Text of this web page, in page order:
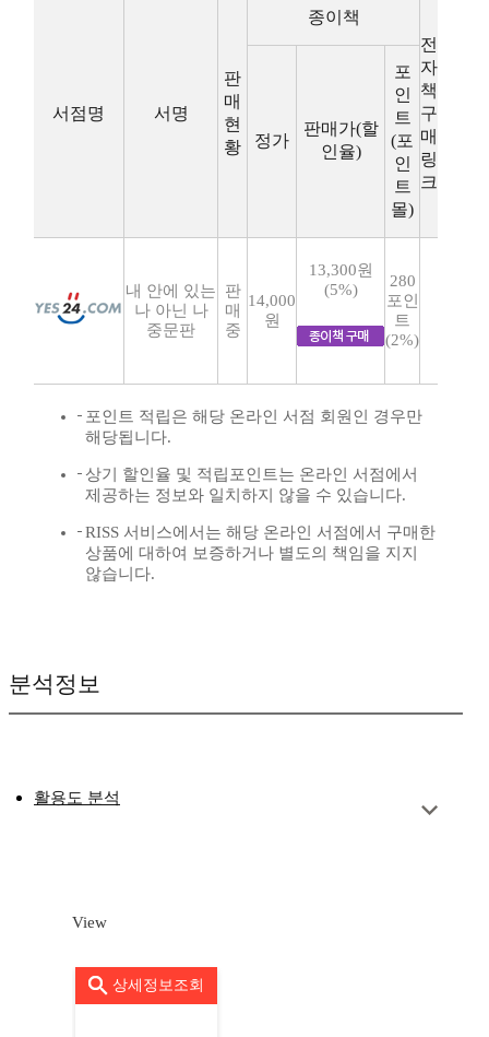
서점명 서명
판
매
현
황
종이책
전
자
책
구
매
링
크
정가
판매가(할
인율)
포
인
트
(포
인
트
몰)
내 안에 있는
나 아닌 나
중문판
판
매
중
14,000
원
13,300원
(5%)
280
포인
트
(2%)
포인트 적립은 해당 온라인 서점 회원인 경우만
해당됩니다.
상기 할인율 및 적립포인트는 온라인 서점에서
제공하는 정보와 일치하지 않을 수 있습니다.
RISS 서비스에서는 해당 온라인 서점에서 구매한
상품에 대하여 보증하거나 별도의 책임을 지지
않습니다.
분석정보
활용도 분석
View
상세정보조회